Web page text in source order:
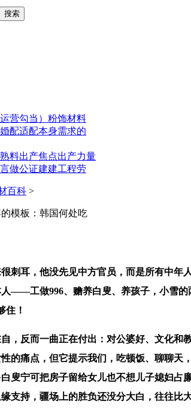
营勾当）粉饰材料
配适配本身需求的
料出产焦点出产力量
做公证建建工程劳
百科 >
模板：韩国何处吃
耳，他没先见中方官员，而是所有中年
人——工做996、赡养白叟、养孩子，小雪
住！
反而一曲正在付出：对公婆好、文化和
的痛点，但它提示我们，吃顿饭、聊聊
叟宁可把房子留给女儿也不想儿子媳妇
支持，疆场上的胜负还没分大白，往往比